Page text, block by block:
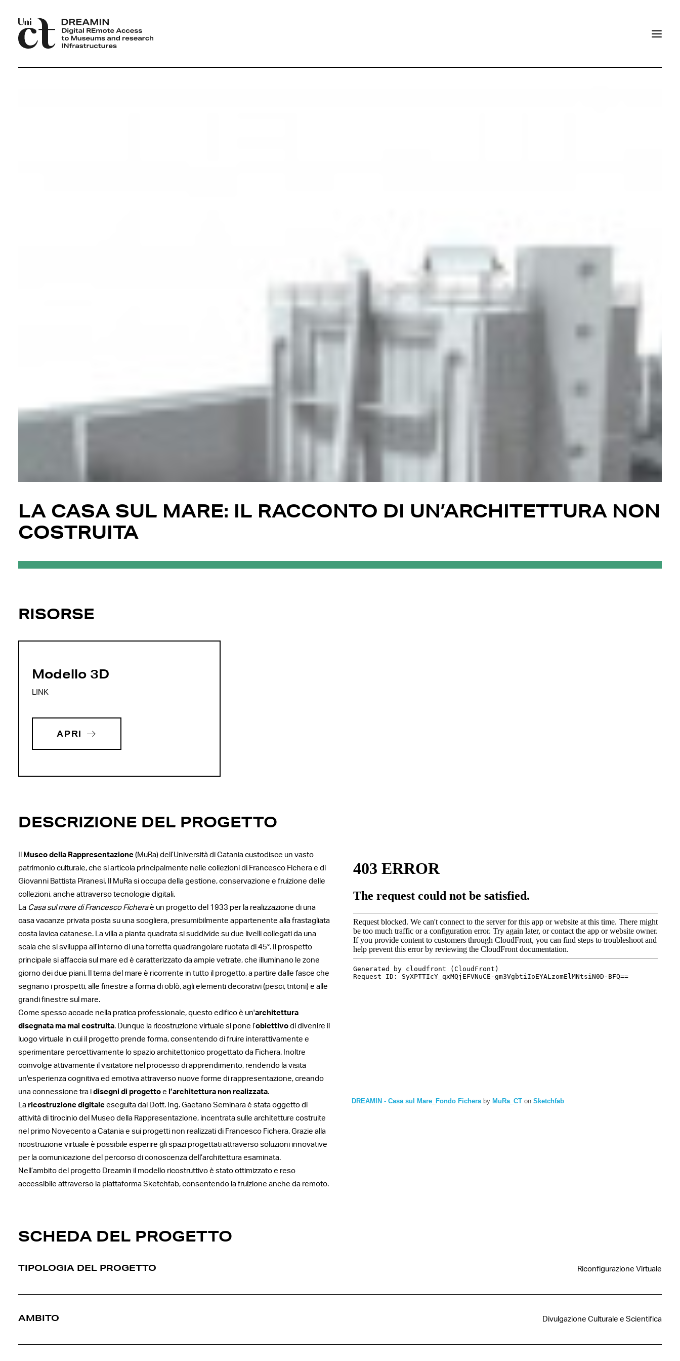
LA CASA SUL MARE: IL RACCONTO DI UN’ARCHITETTURA NON
COSTRUITA
RISORSE
Modello 3D
LINK
APRI
DESCRIZIONE DEL PROGETTO
Museo della Rappresentazione (MuRa) dell’Università di Catania custodisce un vasto
patrimonio culturale, che si articola principalmente nelle collezioni di Francesco Fichera e di
Giovanni Battista Piranesi. Il MuRa si occupa della gestione, conservazione e fruizione delle
collezioni, anche attraverso tecnologie digitali.
La Casa sul mare di Francesco Ficheraè un progetto del 1933 per la realizzazione di una
casa vacanze privata posta su una scogliera, presumibilmente appartenente alla frastagliata
costa lavica catanese. La villa a pianta quadrata si suddivide su due livelli collegati da una
scala che si sviluppa all’interno di una torretta quadrangolare ruotata di 45°. Il prospetto
principale si affaccia sul mare ed è caratterizzato da ampie vetrate, che illuminano le zone
giorno dei due piani. Il tema del mare è ricorrente in tutto il progetto, a partire dalle fasce che
segnano i prospetti, alle finestre a forma di oblò, agli elementi decorativi (pesci, tritoni) e alle
grandi finestre sul mare.
Come spesso accade nella pratica professionale, questo edifico è un'architettura
disegnata ma mai costruita. Dunque la ricostruzione virtuale si pone l’obiettivo di divenire il
luogo virtuale in cui il progetto prende forma, consentendo di fruire interattivamente e
sperimentare percettivamente lo spazio architettonico progettato da Fichera. Inoltre
coinvolge attivamente il visitatore nel processo di apprendimento, rendendo la visita
un'esperienza cognitiva ed emotiva attraverso nuove forme di rappresentazione, creando
una connessione tra i disegni di progetto e l’architettura non realizzata.
La ricostruzione digitale eseguita dal Dott. Ing. Gaetano Seminara è stata oggetto di
attività di tirocinio del Museo della Rappresentazione, incentrata sulle architetture costruite
nel primo Novecento a Catania e sui progetti non realizzati di Francesco Fichera. Grazie alla
ricostruzione virtuale è possibile esperire gli spazi progettati attraverso soluzioni innovative
per la comunicazione del percorso di conoscenza dell’architettura esaminata.
Nell’ambito del progetto Dreamin il modello ricostruttivo è stato ottimizzato e reso
accessibile attraverso la piattaforma Sketchfab, consentendo la fruizione anche da remoto.
DREAMIN - Casa sul Mare_Fondo Ficheraby MuRa_CT on Sketchfab
SCHEDA DEL PROGETTO
TIPOLOGIA DEL PROGETTO Riconfigurazione Virtuale
AMBITO Divulgazione Culturale e Scientifica